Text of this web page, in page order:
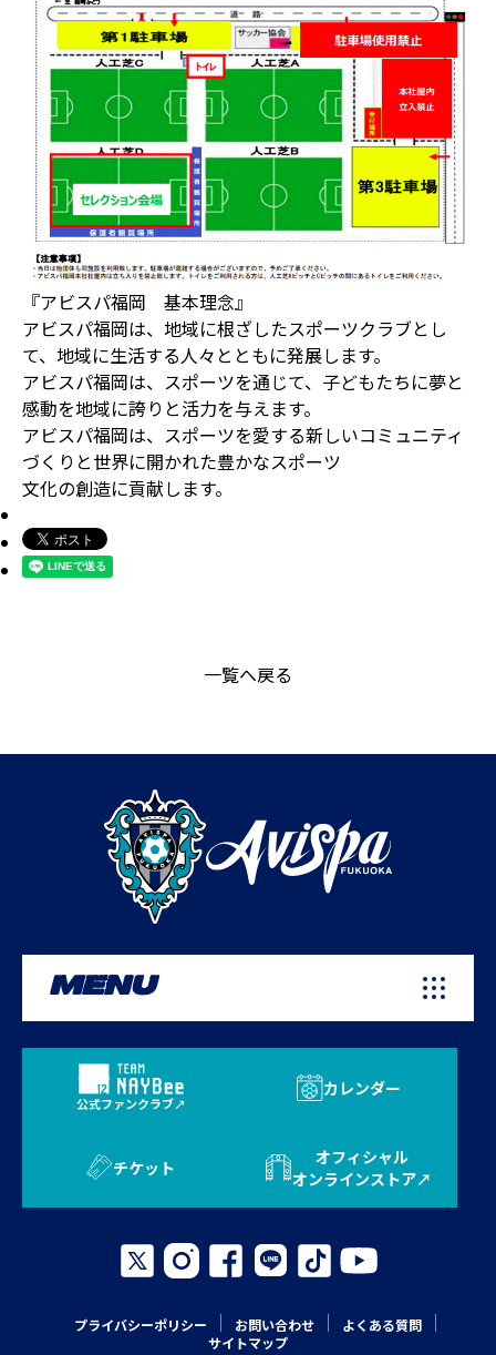
『アビスパ福岡 基本理念』
アビスパ福岡は、地域に根ざしたスポーツクラブとし
て、地域に生活する人々とともに発展します。
アビスパ福岡は、スポーツを通じて、子どもたちに夢と
感動を地域に誇りと活力を与えます。
アビスパ福岡は、スポーツを愛する新しいコミュニティ
づくりと世界に開かれた豊かなスポーツ
文化の創造に貢献します。
一覧へ戻る
MENU
公式ファンクラブ
カレンダー
チケット
オフィシャル
オンラインストア
プライバシーポリシー お問い合わせ
よくある質問
サイトマップ